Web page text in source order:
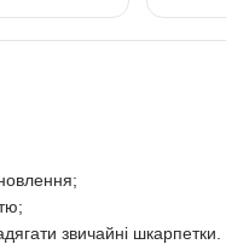
звичайні шкарпетки.